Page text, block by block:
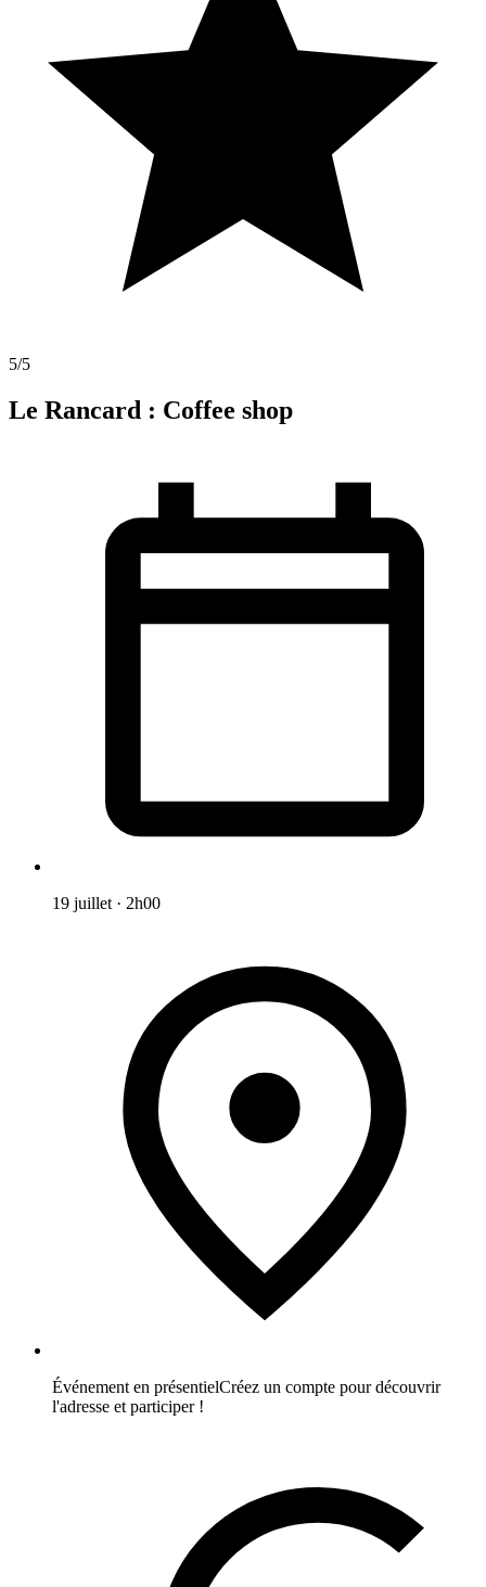
5/5
Le Rancard : Coffee shop
19 juillet · 2h00
Événement en présentielCréez un compte pour découvrir
l'adresse et participer !